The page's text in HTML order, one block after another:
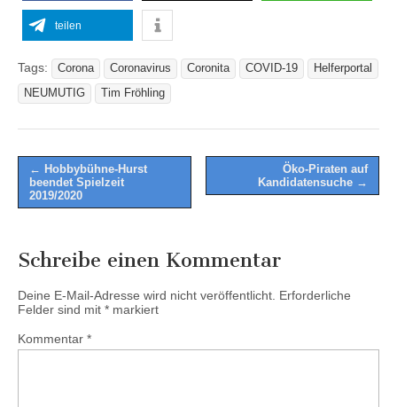
teilen
Tags: Corona Coronavirus Coronita COVID-19
Helferportal
NEUMUTIG
Tim Fröhling
Post
navigation
← Hobbybühne-Hurst
beendet Spielzeit
2019/2020
Öko-Piraten auf
Kandidatensuche →
Schreibe einen Kommentar
Deine E-Mail-Adresse wird nicht veröffentlicht. Erforderliche
Felder sind mit * markiert
Kommentar *